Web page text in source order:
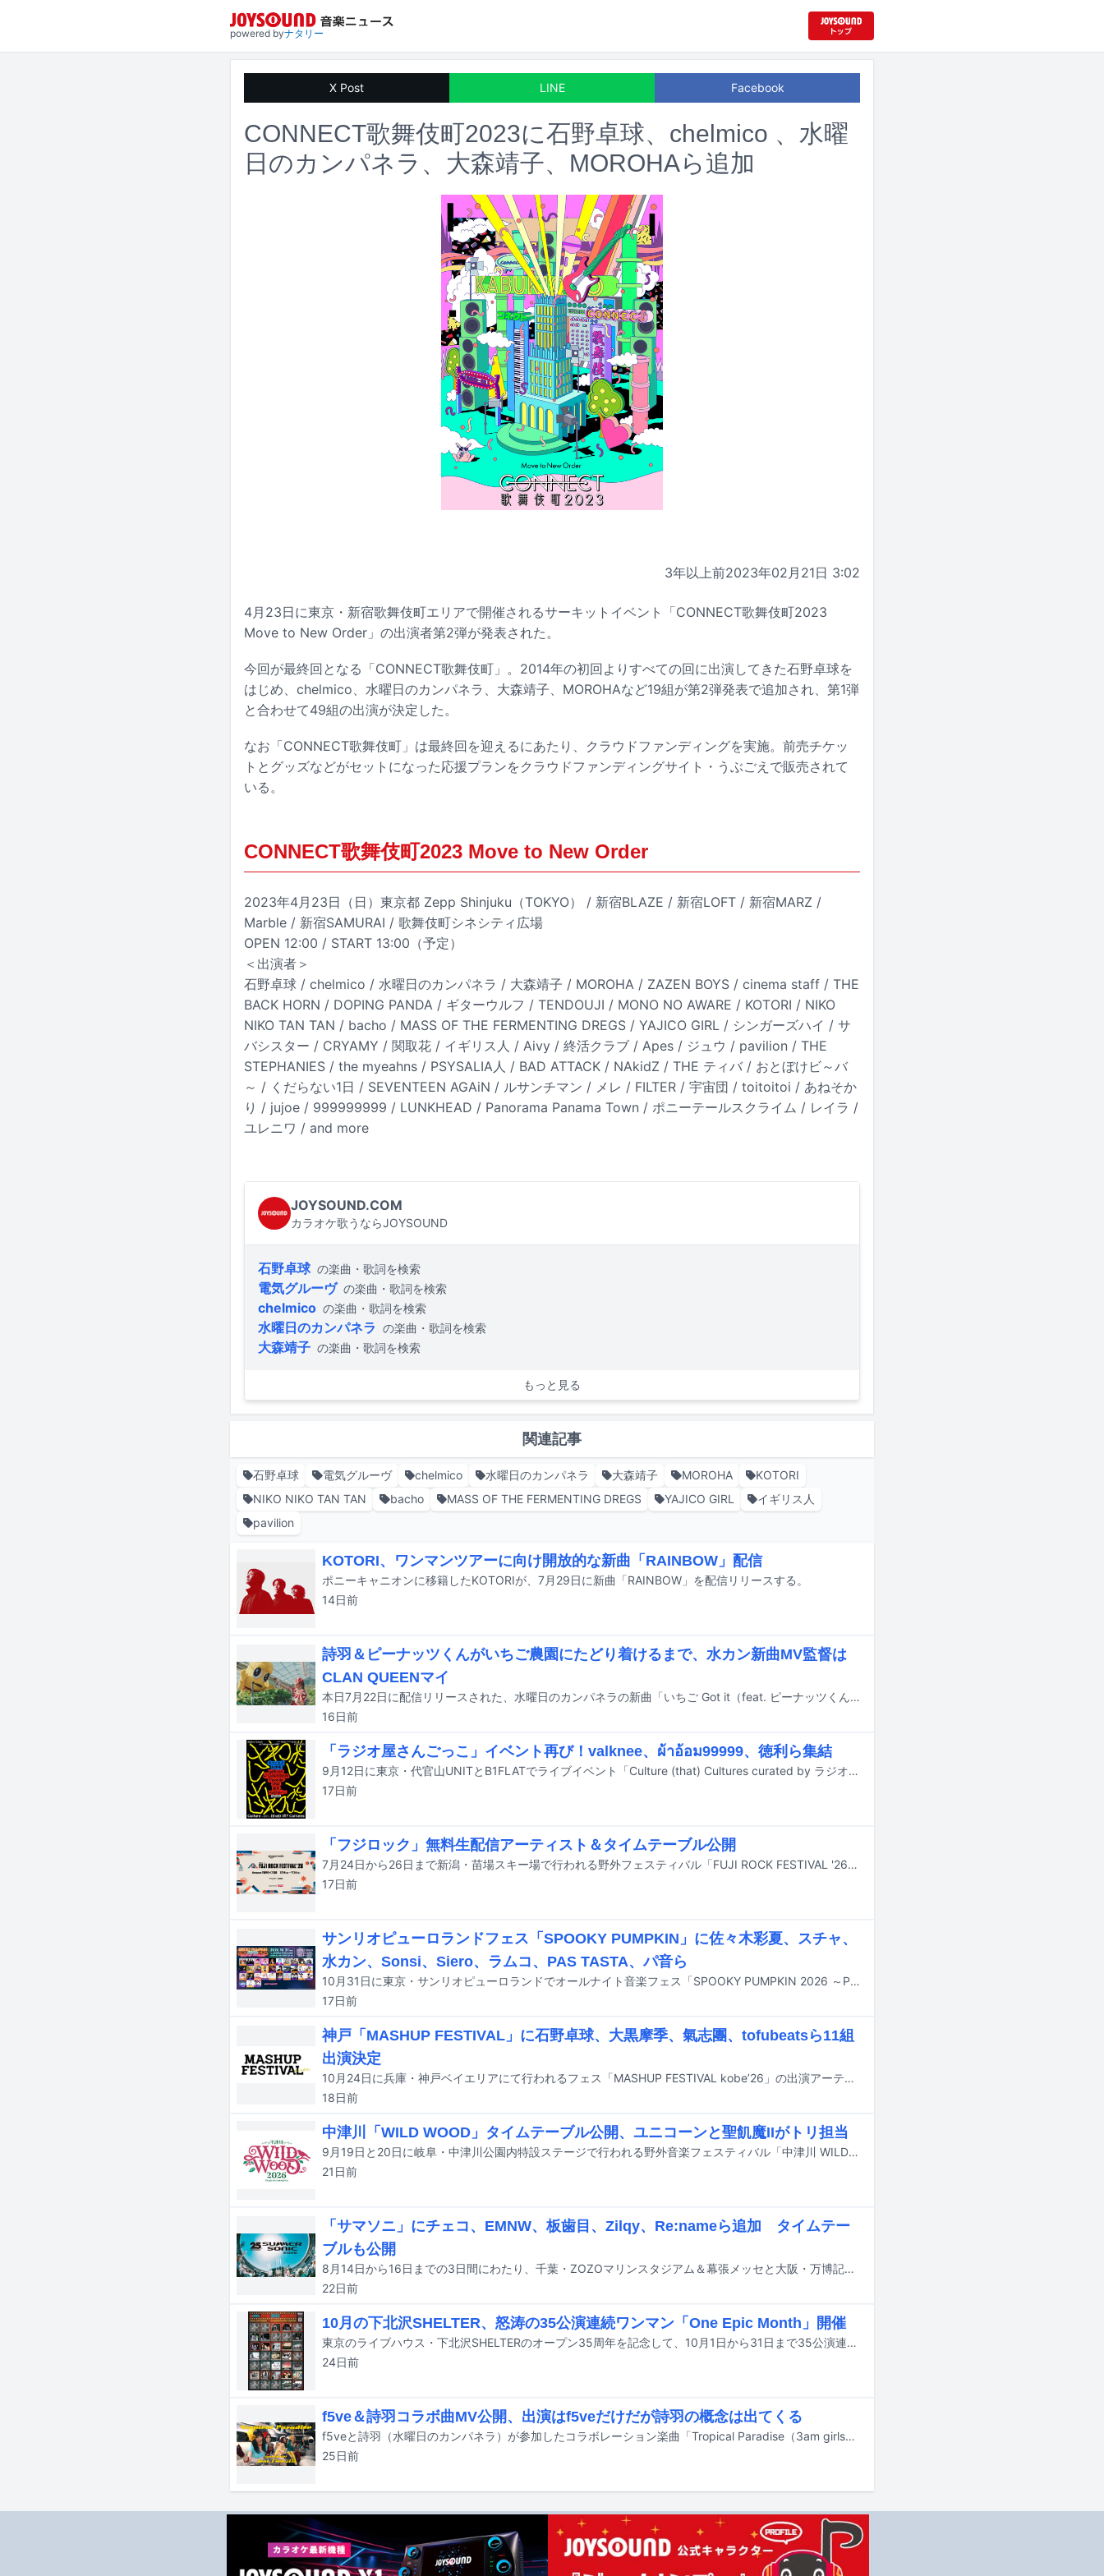
powered byナタリー
X Post LINE Facebook
CONNECT歌舞伎町2023に石野卓球、chelmico 、水曜
日のカンパネラ、大森靖子、MOROHAら追加
3年以上前2023年02月21日 3:02
4月23日に東京・新宿歌舞伎町エリアで開催されるサーキットイベント「CONNECT歌舞伎町2023
Move to New Order」の出演者第2弾が発表された。
今回が最終回となる「CONNECT歌舞伎町」。2014年の初回よりすべての回に出演してきた石野卓球を
はじめ、chelmico、水曜日のカンパネラ、大森靖子、MOROHAなど19組が第2弾発表で追加され、第1弾
と合わせて49組の出演が決定した。
なお「CONNECT歌舞伎町」は最終回を迎えるにあたり、クラウドファンディングを実施。前売チケッ
トとグッズなどがセットになった応援プランをクラウドファンディングサイト・うぶごえで販売されて
いる。
CONNECT歌舞伎町2023 Move to New Order
2023年4月23日（日）東京都 Zepp Shinjuku（TOKYO） / 新宿BLAZE / 新宿LOFT / 新宿MARZ /
Marble / 新宿SAMURAI / 歌舞伎町シネシティ広場
OPEN 12:00 / START 13:00（予定）
＜出演者＞
石野卓球 / chelmico / 水曜日のカンパネラ / 大森靖子 / MOROHA / ZAZEN BOYS / cinema staff / THE
BACK HORN / DOPING PANDA / ギターウルフ / TENDOUJI / MONO NO AWARE / KOTORI / NIKO
NIKO TAN TAN / bacho / MASS OF THE FERMENTING DREGS / YAJICO GIRL / シンガーズハイ / サ
バシスター / CRYAMY / 関取花 / イギリス人 / Aivy / 終活クラブ / Apes / ジュウ / pavilion / THE
STEPHANIES / the myeahns / PSYSALIA人 / BAD ATTACK / NAkidZ / THE ティバ / おとぼけビ～バ
～ / くだらない1日 / SEVENTEEN AGAiN / ルサンチマン / メレ / FILTER / 宇宙団 / toitoitoi / あねそか
り / jujoe / 999999999 / LUNKHEAD / Panorama Panama Town / ポニーテールスクライム / レイラ /
ユレニワ / and more
JOYSOUND.COM
カラオケ歌うならJOYSOUND
石野卓球 の楽曲・歌詞を検索
電気グルーヴ の楽曲・歌詞を検索
chelmico の楽曲・歌詞を検索
水曜日のカンパネラ の楽曲・歌詞を検索
大森靖子 の楽曲・歌詞を検索
もっと見る
関連記事
石野卓球 電気グルーヴ chelmico 水曜日のカンパネラ 大森靖子 MOROHA
KOTORI
NIKO NIKO TAN TAN
bacho MASS OF THE FERMENTING DREGS YAJICO GIRL
イギリス人
pavilion
KOTORI、ワンマンツアーに向け開放的な新曲「RAINBOW」配信
ポニーキャニオンに移籍したKOTORIが、7月29日に新曲「RAINBOW」を配信リリースする。
14日前
詩羽＆ピーナッツくんがいちご農園にたどり着けるまで、水カン新曲MV監督は
CLAN QUEENマイ
本日7月22日に配信リリースされた、水曜日のカンパネラの新曲「いちご Got it（feat. ピーナッツくん）」のミュージックビデオがYouTubeで公開された。
16日前
「ラジオ屋さんごっこ」イベント再び！valknee、ผ้าอ้อม99999、徳利ら集結
9月12日に東京・代官山UNITとB1FLATでライブイベント「Culture (that) Cultures curated by ラジオ屋さんごっこ」が開催される。
17日前
「フジロック」無料生配信アーティスト＆タイムテーブル公開
7月24日から26日まで新潟・苗場スキー場で行われる野外フェスティバル「FUJI ROCK FESTIVAL '26」より、Amazon Musicアプリ、Prime Video、Twitchでライブ配信されるアーティストとタイムテーブルがフェスの公式サイトにて公開された。
17日前
サンリオピューロランドフェス「SPOOKY PUMPKIN」に佐々木彩夏、スチャ、
水カン、Sonsi、Siero、ラムコ、PAS TASTA、パ音ら
10月31日に東京・サンリオピューロランドでオールナイト音楽フェス「SPOOKY PUMPKIN 2026 ～PURO ALL NIGHT HALLOWEEN PARTY～」が開催される。
17日前
神戸「MASHUP FESTIVAL」に石野卓球、大黒摩季、氣志團、tofubeatsら11組
出演決定
10月24日に兵庫・神戸ベイエリアにて行われるフェス「MASHUP FESTIVAL kobe’26」の出演アーティスト第1弾が発表された。
18日前
中津川「WILD WOOD」タイムテーブル公開、ユニコーンと聖飢魔IIがトリ担当
9月19日と20日に岐阜・中津川公園内特設ステージで行われる野外音楽フェスティバル「中津川 WILD WOOD 2026」のタイムテーブルが公開された。
21日前
「サマソニ」にチェコ、EMNW、板歯目、Zilqy、Re:nameら追加 タイムテー
ブルも公開
8月14日から16日までの3日間にわたり、千葉・ZOZOマリンスタジアム＆幕張メッセと大阪・万博記念公園で行われる音楽フェスティバル「SUMMER SONIC 2026」の追加出演アーティストが発表された。
22日前
10月の下北沢SHELTER、怒涛の35公演連続ワンマン「One Epic Month」開催
東京のライブハウス・下北沢SHELTERのオープン35周年を記念して、10月1日から31日まで35公演連続ワンマンライブ「One Epic Month」が開催される。
24日前
f5ve＆詩羽コラボ曲MV公開、出演はf5veだけだが詩羽の概念は出てくる
f5veと詩羽（水曜日のカンパネラ）が参加したコラボレーション楽曲「Tropical Paradise（3am girls）feat. f5ve, 詩羽」のミュージックビデオが、7月10日にYouTubeで公開された。
25日前